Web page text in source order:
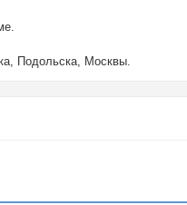
Подольска, Москвы.